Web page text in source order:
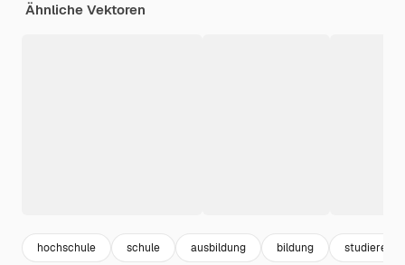
Ähnliche Vektoren
hochschule schule ausbildung bildung studieren